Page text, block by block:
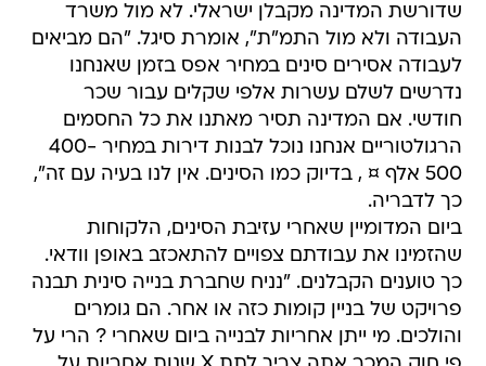
שדורשת המדינה מקבלן ישראלי. לא מול משרד
העבודה ולא מול התמ"ת", אומרת סיגל. "הם מביאים
לעבודה אסירים סינים במחיר אפס בזמן שאנחנו
נדרשים לשלם עשרות אלפי שקלים עבור שכר
חודשי. אם המדינה תסיר מאתנו את כל החסמים
הרגולטוריים אנחנו נוכל לבנות דירות במחיר 400-
500 אלף ¤ , בדיוק כמו הסינים. אין לנו בעיה עם זה",
כך לדבריה.
ביום המדומיין שאחרי עזיבת הסינים, הלקוחות
שהזמינו את עבודתם צפויים להתאכזב באופן וודאי.
כך טוענים הקבלנים. "נניח שחברת בנייה סינית תבנה
פרויקט של בניין קומות כזה או אחר. הם גומרים
והולכים. מי ייתן אחריות לבנייה ביום שאחרי ? הרי על